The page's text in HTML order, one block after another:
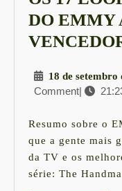
DO EMMY
18 de setembro
Comment|
Resumo sobre o
que a gente mais
da TV e os
série: The